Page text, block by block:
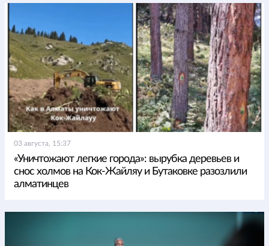
03 августа, 15:37
«Уничтожают легкие города»: вырубка деревьев и
снос холмов на Кок-Жайляу и Бутаковке разозлили
алматинцев